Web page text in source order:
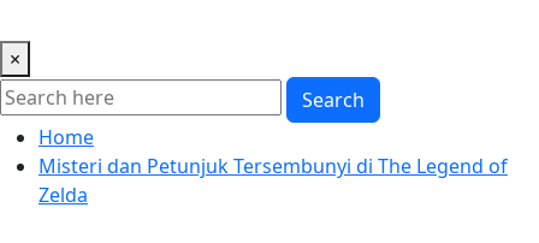
×
Search
Home
Misteri dan Petunjuk Tersembunyi di The Legend of
Zelda